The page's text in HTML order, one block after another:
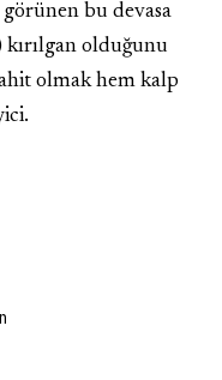
bu devasa
kırılgan olduğunu
olmak hem kalp